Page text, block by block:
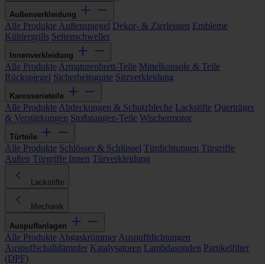
Außenverkleidung
Alle Produkte Außenspiegel Dekor- & Zierleisten Embleme
Kühlergrills Seitenschweller
Innenverkleidung
Alle Produkte Armaturenbrett-Teile Mittelkonsole & Teile
Rückspiegel Sicherheitsgurte Sitzverkleidung
Karosserieteile
Alle Produkte Abdeckungen & Schutzbleche Lackstifte Querträger
& Verstärkungen Stoßstangen-Teile Wischermotor
Türteile
Alle Produkte Schlösser & Schlüssel Türdichtungen Türgriffe
Außen Türgriffe Innen Türverkleidung
Lackstifte
Mechanik
Auspuffanlagen
Alle Produkte Abgaskrümmer Auspuffdichtungen
Auspuffschalldämpfer Katalysatoren Lambdasonden Partikelfilter
(DPF)